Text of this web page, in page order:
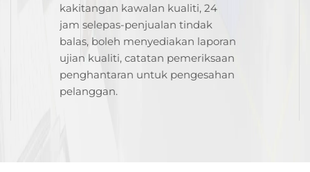
kakitangan kawalan kualiti, 24
jam selepas-penjualan tindak
balas, boleh menyediakan laporan
ujian kualiti, catatan pemeriksaan
penghantaran untuk pengesahan
pelanggan.